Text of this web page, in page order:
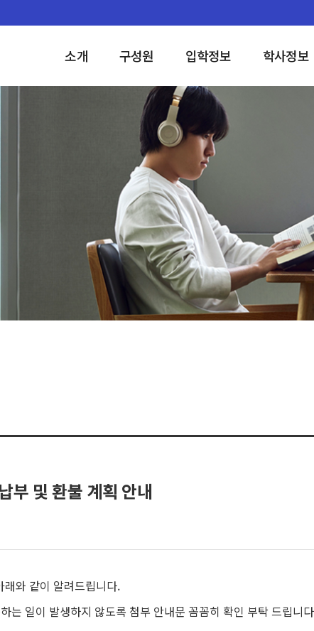
소개 구성원 입학정보 학사정보
및 환불 계획 안내
와 같이 알려드립니다.
는 일이 발생하지 않도록 첨부 안내문 꼼꼼히 확인 부탁 드립니